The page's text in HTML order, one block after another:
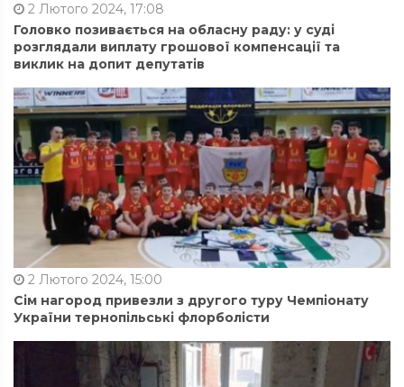
2 Лютого 2024, 17:08
Головко позивається на обласну раду: у суді
розглядали виплату грошової компенсації та
виклик на допит депутатів
2 Лютого 2024, 15:00
Сім нагород привезли з другого туру Чемпіонату
України тернопільські флорболісти